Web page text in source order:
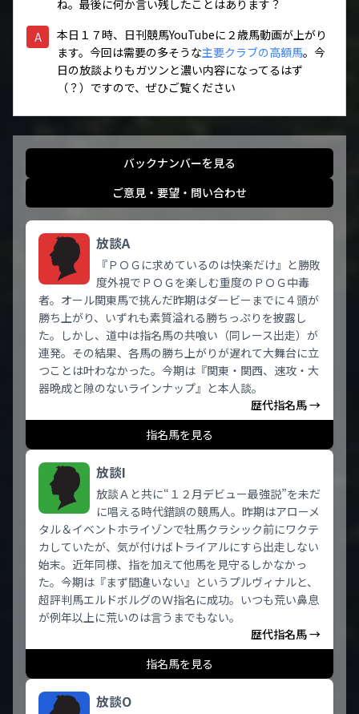
ね。最後に何か言い残したことはあります？
A
本日１７時、日刊競馬YouTubeに２歳馬動画が上がり
ます。今回は需要の多そうな主要クラブの高額馬。今
日の放談よりもガツンと濃い内容になってるはず
（？）ですので、ぜひご覧ください
バックナンバーを見る
ご意見・要望・問い合わせ
放談A
『ＰＯＧに求めているのは快楽だけ』と勝敗
度外視でＰＯＧを楽しむ重度のＰＯＧ中毒
者。オール関東馬で挑んだ昨期はダービーまでに４頭が
勝ち上がり、いずれも素質溢れる勝ちっぷりを披露し
た。しかし、道中は指名馬の共喰い（同レース出走）が
連発。その結果、各馬の勝ち上がりが遅れて大舞台に立
つことは叶わなかった。今期は『関東・関西、速攻・大
器晩成と隙のないラインナップ』と本人談。
歴代指名馬 →
指名馬を見る
放談I
放談Ａと共に“１２月デビュー最強説”を未だ
に唱える時代錯誤の競馬人。昨期はアローメ
タル＆イベントホライゾンで牡馬クラシック前にワクテ
カしていたが、気が付けばトライアルにすら出走しない
始末。近年同様、指を加えて他馬を見守るしかなかっ
た。今期は『まず間違いない』というプルヴィナルと、
超評判馬エルドボルグのＷ指名に成功。いつも荒い鼻息
が例年以上に荒いのは言うまでもない。
歴代指名馬 →
指名馬を見る
放談O